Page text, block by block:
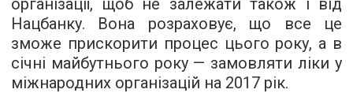
організації, щоб не залежати також і від
Нацбанку. Вона розраховує, що все це
зможе прискорити процес цього року, а в
січні майбутнього року — замовляти ліки у
міжнародних організацій на 2017 рік.